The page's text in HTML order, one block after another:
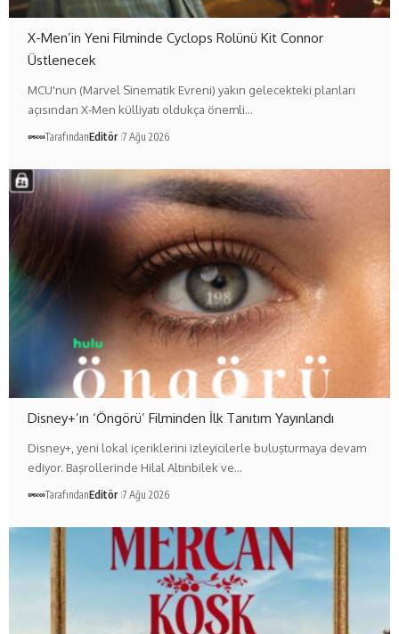
X-Men’in Yeni Filminde Cyclops Rolünü Kit Connor
Üstlenecek
MCU'nun (Marvel Sinematik Evreni) yakın gelecekteki planları
açısından X-Men külliyatı oldukça önemli…
TarafındanEditör 7 Ağu 2026
Disney+’ın ‘Öngörü’ Filminden İlk Tanıtım Yayınlandı
Disney+, yeni lokal içeriklerini izleyicilerle buluşturmaya devam
ediyor. Başrollerinde Hilal Altınbilek ve…
TarafındanEditör 7 Ağu 2026